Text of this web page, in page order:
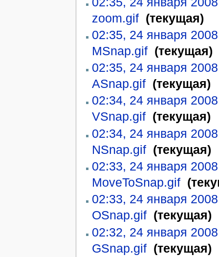
zoom.gif‎ (текущая)
02:35, 24 января 2008
MSnap.gif‎ (текущая)
02:35, 24 января 2008
ASnap.gif‎ (текущая)
02:34, 24 января 2008
VSnap.gif‎ (текущая)
02:34, 24 января 2008
NSnap.gif‎ (текущая)
02:33, 24 января 2008
MoveToSnap.gif‎
02:33, 24 января 2008
OSnap.gif‎ (текущая)
02:32, 24 января 2008
GSnap.gif‎ (текущая)